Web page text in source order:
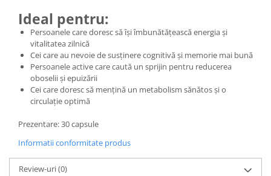
Ideal pentru:
Persoanele care doresc să își îmbunătățească energia și
vitalitatea zilnică
Cei care au nevoie de susținere cognitivă și memorie mai bună
Persoanele active care caută un sprijin pentru reducerea
oboselii și epuizării
Cei care doresc să mențină un metabolism sănătos și o
circulație optimă
Prezentare: 30 capsule
Informatii conformitate produs
Review-uri(0)